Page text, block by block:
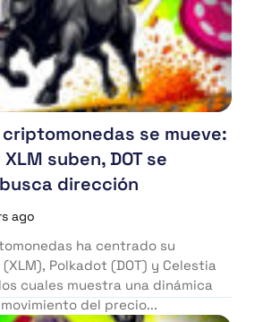
se mueve:
suben, DOT se
dirección
ago
ha centrado su
Polkadot (DOT) y Celestia
cuales muestra una dinámica
del precio...